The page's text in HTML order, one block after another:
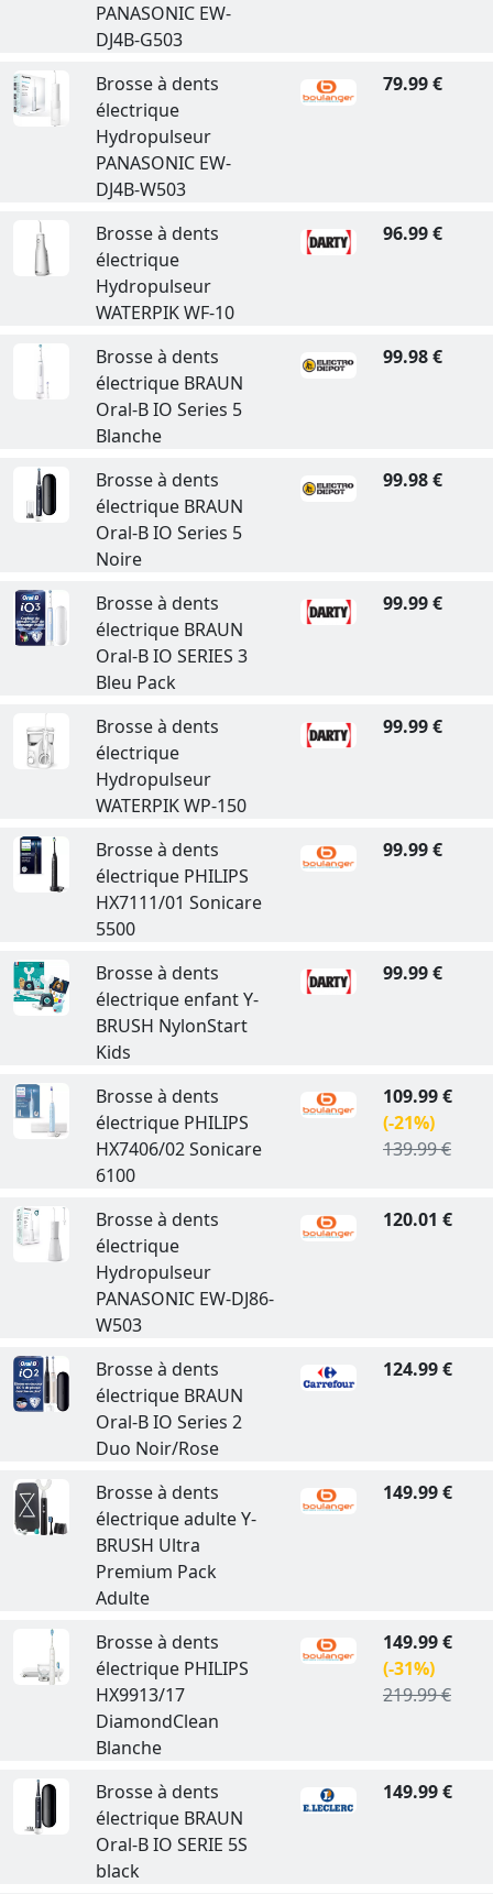
PANASONIC EW-
DJ4B-G503
Brosse à dents
électrique
Hydropulseur
PANASONIC EW-
DJ4B-W503
79.99 €
Brosse à dents
électrique
Hydropulseur
WATERPIK WF-10
96.99 €
Brosse à dents
électrique BRAUN
Oral-B IO Series 5
Blanche
99.98 €
Brosse à dents
électrique BRAUN
Oral-B IO Series 5
Noire
99.98 €
Brosse à dents
électrique BRAUN
Oral-B IO SERIES 3
Bleu Pack
99.99 €
Brosse à dents
électrique
Hydropulseur
WATERPIK WP-150
99.99 €
Brosse à dents
électrique PHILIPS
HX7111/01 Sonicare
5500
99.99 €
Brosse à dents
électrique enfant Y-
BRUSH NylonStart
Kids
99.99 €
Brosse à dents
électrique PHILIPS
HX7406/02 Sonicare
6100
109.99 €
(-21%)
139.99 €
Brosse à dents
électrique
Hydropulseur
PANASONIC EW-DJ86-
W503
120.01 €
Brosse à dents
électrique BRAUN
Oral-B IO Series 2
Duo Noir/Rose
124.99 €
Brosse à dents
électrique adulte Y-
BRUSH Ultra
Premium Pack
Adulte
149.99 €
Brosse à dents
électrique PHILIPS
HX9913/17
DiamondClean
Blanche
149.99 €
(-31%)
219.99 €
Brosse à dents
électrique BRAUN
Oral-B IO SERIE 5S
black
149.99 €